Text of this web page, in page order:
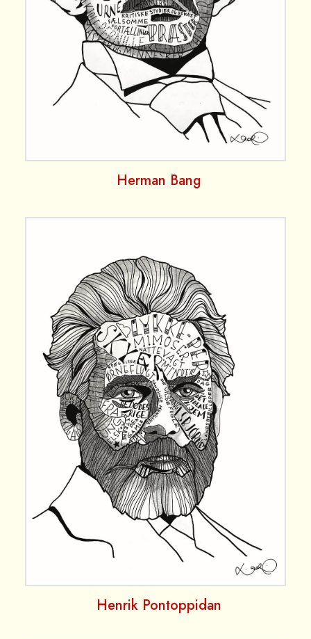
Herman Bang
Henrik Pontoppidan